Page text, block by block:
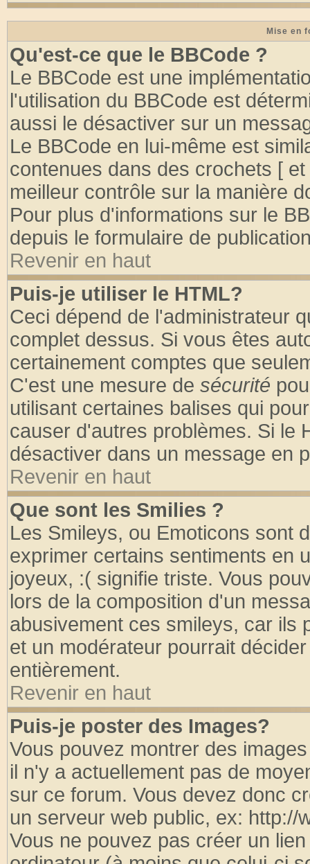
Mise en
Qu'est-ce que le BBCode ?
Le BBCode est une
l'utilisation du BBCode est
aussi le désactiver sur un
Le BBCode en lui-même est
contenues dans des crochets [
meilleur contrôle sur la manière
Pour plus d'informations sur le
depuis le formulaire de
Revenir en haut
Puis-je utiliser le HTML?
Ceci dépend de l'administrateur
complet dessus. Si vous êtes
certainement comptes que
C'est une mesure de sécurité
utilisant certaines balises qui
causer d'autres problèmes. Si le
désactiver dans un message en
Revenir en haut
Que sont les Smilies ?
Les Smileys, ou Emoticons sont
exprimer certains sentiments en
joyeux, :( signifie triste. Vous
lors de la composition d'un
abusivement ces smileys, car ils
et un modérateur pourrait
entièrement.
Revenir en haut
Puis-je poster des Images?
Vous pouvez montrer des
il n'y a actuellement pas de
sur ce forum. Vous devez donc
un serveur web public, ex: http://
Vous ne pouvez pas créer un